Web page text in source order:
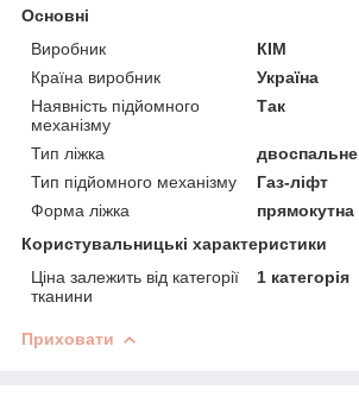
Основні
Виробник
КІМ
Країна виробник
Україна
Наявність підйомного
механізму
Так
Тип ліжка
двоспальне
Тип підйомного механізму
Газ-ліфт
Форма ліжка
прямокутна
Користувальницькі характеристики
Ціна залежить від категорії
тканини
1 категорія
Приховати